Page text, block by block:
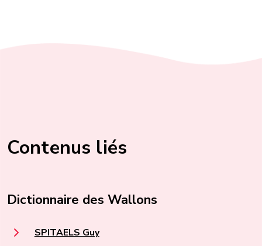
Contenus liés
Dictionnaire des Wallons
SPITAELS Guy